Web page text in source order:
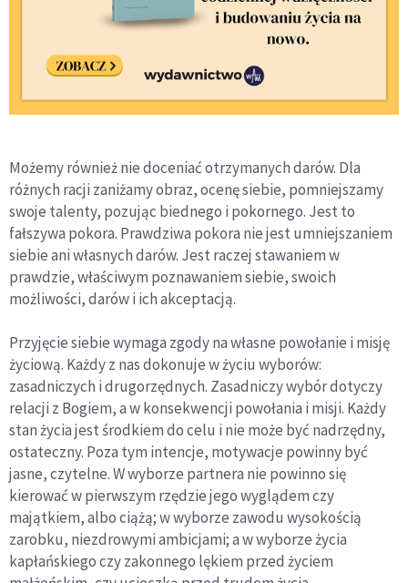
Możemy również nie doceniać otrzymanych darów. Dla
różnych racji zaniżamy obraz, ocenę siebie, pomniejszamy
swoje talenty, pozując biednego i pokornego. Jest to
fałszywa pokora. Prawdziwa pokora nie jest umniejszaniem
siebie ani własnych darów. Jest raczej stawaniem w
prawdzie, właściwym poznawaniem siebie, swoich
możliwości, darów i ich akceptacją.
Przyjęcie siebie wymaga zgody na własne powołanie i misję
życiową. Każdy z nas dokonuje w życiu wyborów:
zasadniczych i drugorzędnych. Zasadniczy wybór dotyczy
relacji z Bogiem, a w konsekwencji powołania i misji. Każdy
stan życia jest środkiem do celu i nie może być nadrzędny,
ostateczny. Poza tym intencje, motywacje powinny być
jasne, czytelne. W wyborze partnera nie powinno się
kierować w pierwszym rzędzie jego wyglądem czy
majątkiem, albo ciążą; w wyborze zawodu wysokością
zarobku, niezdrowymi ambicjami; a w wyborze życia
kapłańskiego czy zakonnego lękiem przed życiem